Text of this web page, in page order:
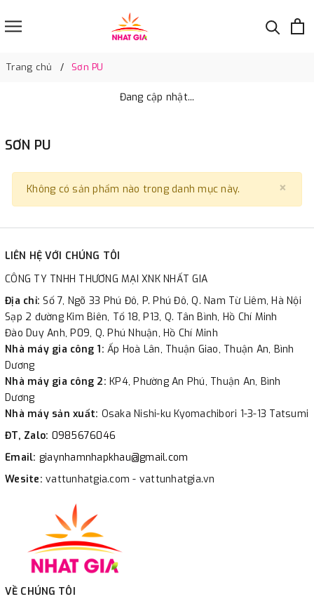
Trang chủ Sơn PU
SƠN PU
×
Không có sản phẩm nào trong danh mục này.
Đang cập nhật...
LIÊN HỆ VỚI CHÚNG TÔI
CÔNG TY TNHH THƯƠNG MẠI XNK NHẤT GIA
Địa chỉ:Số 7, Ngõ 33 Phú Đô, P. Phú Đô, Q. Nam Từ Liêm, Hà Nội
Sạp 2 đường Kim Biên, Tổ 18, P13, Q. Tân Bình, Hồ Chí Minh
Đào Duy Anh, P09, Q. Phú Nhuận, Hồ Chí Minh
Nhà máy gia công 1: Ấp Hoà Lân, Thuận Giao, Thuận An, Bình
Dương
Nhà máy gia công 2: KP4, Phường An Phú, Thuận An, Bình
Dương
Nhà máy sản xuất: Osaka Nishi-ku Kyomachibori 1-3-13 Tatsumi
ĐT, Zalo: 0985676046
Email: giaynhamnhapkhau@gmail.com
Wesite: vattunhatgia.com - vattunhatgia.vn
VỀ CHÚNG TÔI